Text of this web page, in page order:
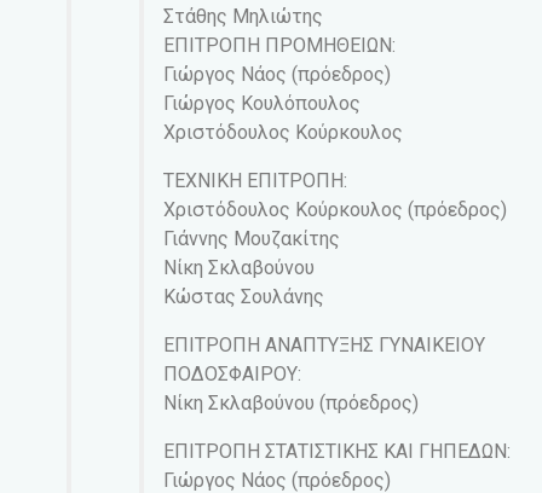
Στάθης Μηλιώτης
ΕΠΙΤΡΟΠΗ ΠΡΟΜΗΘΕΙΩΝ:
Γιώργος Νάος (πρόεδρος)
Γιώργος Κουλόπουλος
Χριστόδουλος Κούρκουλος
ΤΕΧΝΙΚΗ ΕΠΙΤΡΟΠΗ:
Χριστόδουλος Κούρκουλος (πρόεδρος)
Γιάννης Μουζακίτης
Νίκη Σκλαβούνου
Κώστας Σουλάνης
ΕΠΙΤΡΟΠΗ ΑΝΑΠΤΥΞΗΣ ΓΥΝΑΙΚΕΙΟΥ
ΠΟΔΟΣΦΑΙΡΟΥ:
Νίκη Σκλαβούνου (πρόεδρος)
ΕΠΙΤΡΟΠΗ ΣΤΑΤΙΣΤΙΚΗΣ ΚΑΙ ΓΗΠΕΔΩΝ:
Γιώργος Νάος (πρόεδρος)